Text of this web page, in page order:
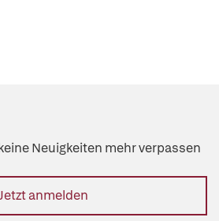
Neuigkeiten mehr verpassen
anmelden